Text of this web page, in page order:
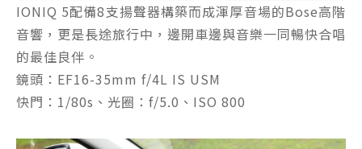
IONIQ 5配備8支揚聲器構築而成渾厚音場的Bose高階
音響，更是長途旅行中，邊開車邊與音樂一同暢快合唱
的最佳良伴。
鏡頭：EF16-35mm f/4L IS USM
快門：1/80s、光圈：f/5.0、ISO 800